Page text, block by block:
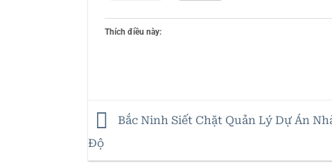
Thích điều này:
Bắc Ninh Siết Chặt Quản Lý Dự Án
Độ